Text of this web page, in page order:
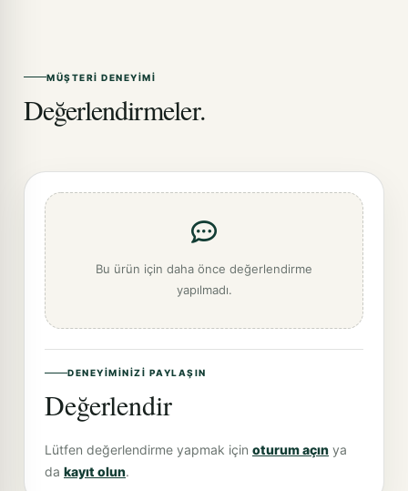
MÜŞTERI DENEYIMI
Değerlendirmeler.
Bu ürün için daha önce değerlendirme
yapılmadı.
DENEYIMINIZI PAYLAŞIN
Değerlendir
Lütfen değerlendirme yapmak için oturum açın ya
da kayıt olun.